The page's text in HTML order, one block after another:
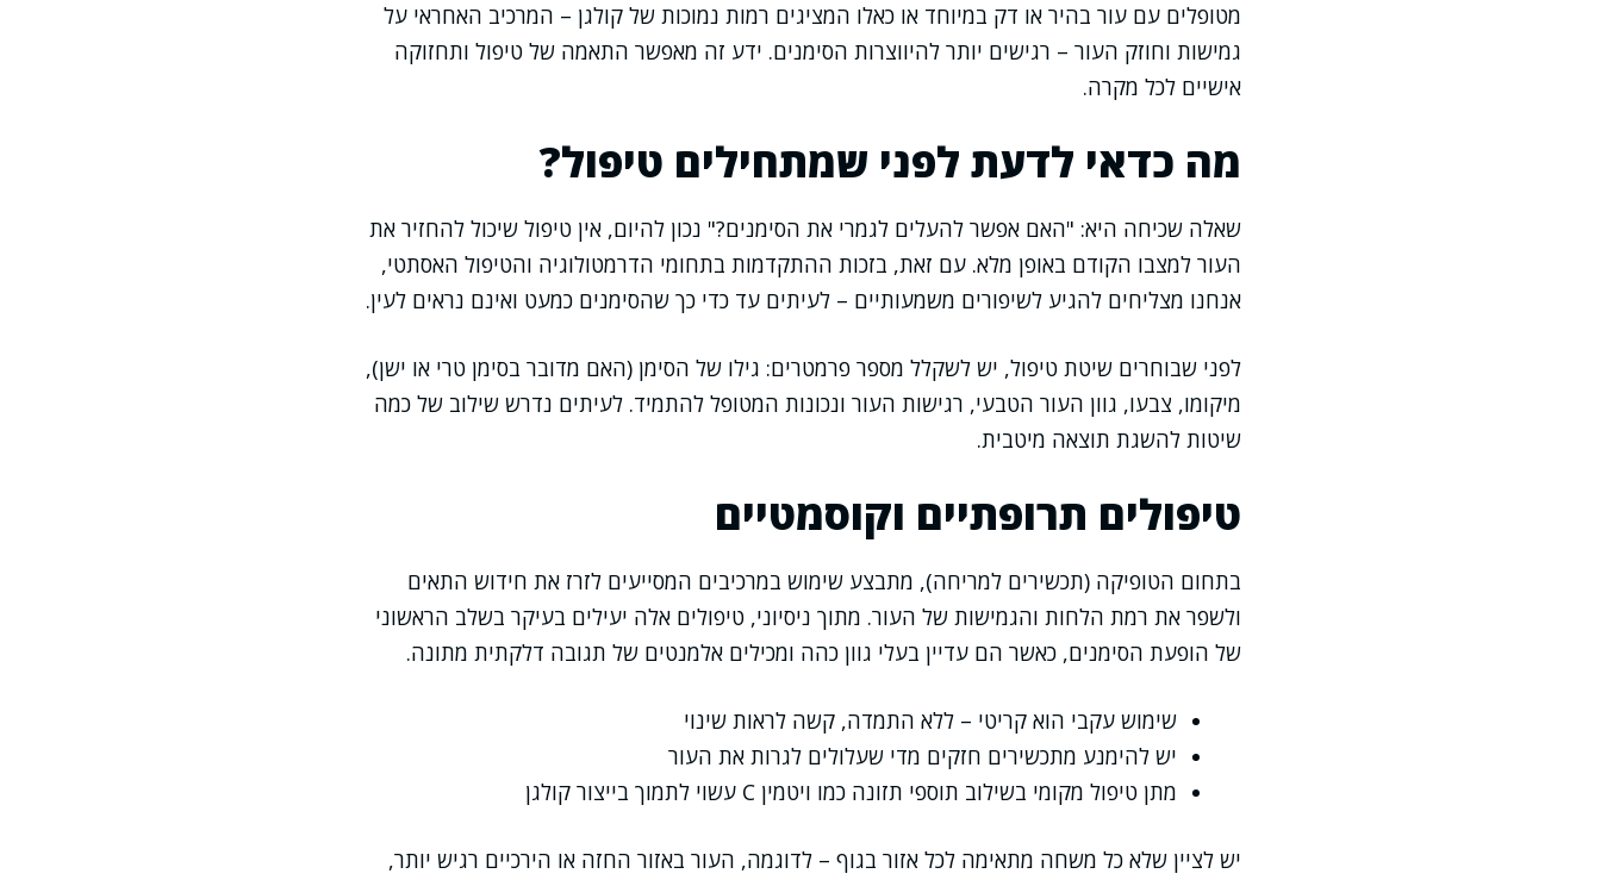
מטופלים עם עור בהיר או דק במיוחד או כאלו המציגים רמות נמוכות של קולגן – המרכיב האחראי על
גמישות וחוזק העור – רגישים יותר להיווצרות הסימנים. ידע זה מאפשר התאמה של טיפול ותחזוקה
אישיים לכל מקרה.
מה כדאי לדעת לפני שמתחילים טיפול?
שאלה שכיחה היא: "האם אפשר להעלים לגמרי את הסימנים?" נכון להיום, אין טיפול שיכול להחזיר את
העור למצבו הקודם באופן מלא. עם זאת, בזכות ההתקדמות בתחומי הדרמטולוגיה והטיפול האסתטי,
אנחנו מצליחים להגיע לשיפורים משמעותיים – לעיתים עד כדי כך שהסימנים כמעט ואינם נראים לעין.
לפני שבוחרים שיטת טיפול, יש לשקלל מספר פרמטרים: גילו של הסימן (האם מדובר בסימן טרי או ישן),
מיקומו, צבעו, גוון העור הטבעי, רגישות העור ונכונות המטופל להתמיד. לעיתים נדרש שילוב של כמה
שיטות להשגת תוצאה מיטבית.
טיפולים תרופתיים וקוסמטיים
בתחום הטופיקה (תכשירים למריחה), מתבצע שימוש במרכיבים המסייעים לזרז את חידוש התאים
ולשפר את רמת הלחות והגמישות של העור. מתוך ניסיוני, טיפולים אלה יעילים בעיקר בשלב הראשוני
של הופעת הסימנים, כאשר הם עדיין בעלי גוון כהה ומכילים אלמנטים של תגובה דלקתית מתונה.
שימוש עקבי הוא קריטי – ללא התמדה, קשה לראות שינוי
יש להימנע מתכשירים חזקים מדי שעלולים לגרות את העור
מתן טיפול מקומי בשילוב תוספי תזונה כמו ויטמין C עשוי לתמוך בייצור קולגן
יש לציין שלא כל משחה מתאימה לכל אזור בגוף – לדוגמה, העור באזור החזה או הירכיים רגיש יותר,